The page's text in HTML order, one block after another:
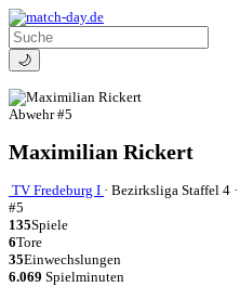
🌙
Abwehr #5
Maximilian Rickert
TV Fredeburg I · Bezirksliga Staffel 4 ·
#5
135Spiele
6Tore
35Einwechslungen
6.069 Spielminuten